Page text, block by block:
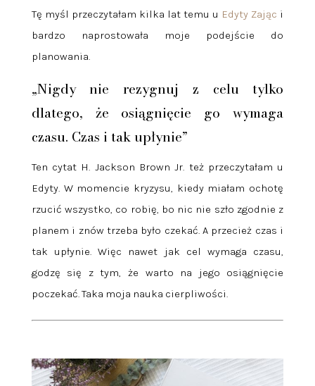
Tę myśl przeczytałam kilka lat temu u Edyty Zając i
bardzo naprostowała moje podejście do
planowania.
„Nigdy nie rezygnuj z celu tylko
dlatego, że osiągnięcie go wymaga
czasu. Czas i tak upłynie”
Ten cytat H. Jackson Brown Jr. też przeczytałam u
Edyty. W momencie kryzysu, kiedy miałam ochotę
rzucić wszystko, co robię, bo nic nie szło zgodnie z
planem i znów trzeba było czekać. A przecież czas i
tak upłynie. Więc nawet jak cel wymaga czasu,
godzę się z tym, że warto na jego osiągnięcie
poczekać. Taka moja nauka cierpliwości.